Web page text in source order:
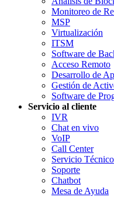
Monitoreo de
MSP
Virtualización
ITSM
Software de
Acceso Remoto
Desarrollo de
Gestión de
Software de
Servicio al cliente
IVR
Chat en vivo
VoIP
Call Center
Servicio Técnico
Soporte
Chatbot
Mesa de Ayuda